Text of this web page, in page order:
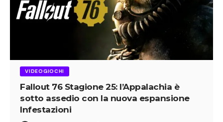
VIDEOGIOCHI
Fallout 76 Stagione 25: l’Appalachia è
sotto assedio con la nuova espansione
Infestazioni